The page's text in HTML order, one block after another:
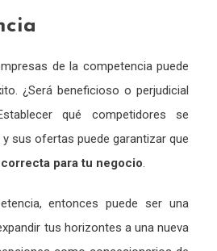
de la competencia puede
¿Será beneficioso o perjudicial
qué competidores se
sus ofertas puede garantizar que
para tu negocio.
entonces puede ser una
tus horizontes a una nueva